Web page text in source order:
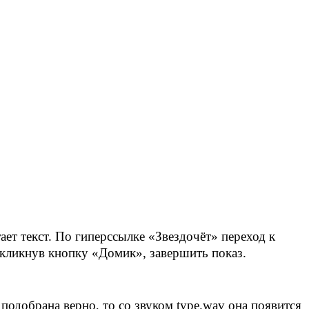
текст. По гиперссылке «Звездочёт» переход к
кнопку «Домик», завершить показ.
верно, то со звуком type.wav она появится